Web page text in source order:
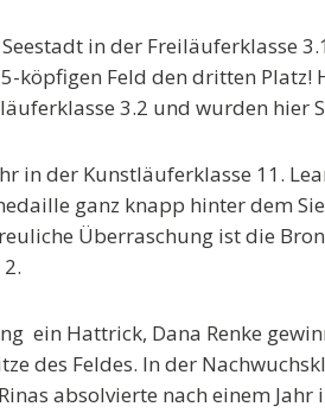
in der Freiläuferklasse
köpfigen Feld den dritten Platz!
3.2 und wurden hier
in der Kunstläuferklasse 11.
ganz knapp hinter dem
Überraschung ist die
ein Hattrick, Dana Renke
des Feldes. In der
absolvierte nach einem